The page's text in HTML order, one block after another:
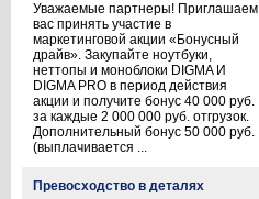
Уважаемые партнеры! Приглашаем
вас принять участие в
маркетинговой акции «Бонусный
драйв». Закупайте ноутбуки,
неттопы и моноблоки DIGMA И
DIGMA PRO в период действия
акции и получите бонус 40 000 руб.
за каждые 2 000 000 руб. отгрузок.
Дополнительный бонус 50 000 руб.
(выплачивается ...
Превосходство в деталях